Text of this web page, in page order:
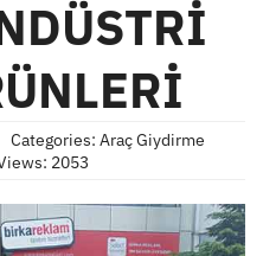
Categories: Araç Giydirme
2053